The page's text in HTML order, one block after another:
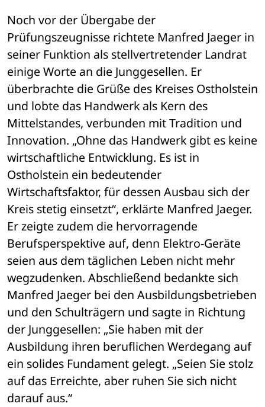
Noch vor der Übergabe der
Prüfungszeugnisse richtete Manfred Jaeger in
seiner Funktion als stellvertretender Landrat
einige Worte an die Junggesellen. Er
überbrachte die Grüße des Kreises Ostholstein
und lobte das Handwerk als Kern des
Mittelstandes, verbunden mit Tradition und
Innovation. „Ohne das Handwerk gibt es keine
wirtschaftliche Entwicklung. Es ist in
Ostholstein ein bedeutender
Wirtschaftsfaktor, für dessen Ausbau sich der
Kreis stetig einsetzt“, erklärte Manfred Jaeger.
Er zeigte zudem die hervorragende
Berufsperspektive auf, denn Elektro-Geräte
seien aus dem täglichen Leben nicht mehr
wegzudenken. Abschließend bedankte sich
Manfred Jaeger bei den Ausbildungsbetrieben
und den Schulträgern und sagte in Richtung
der Junggesellen: „Sie haben mit der
Ausbildung ihren beruflichen Werdegang auf
ein solides Fundament gelegt. „Seien Sie stolz
auf das Erreichte, aber ruhen Sie sich nicht
darauf aus.“